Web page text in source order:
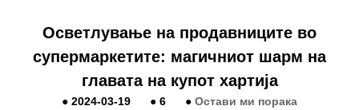
Осветлување на продавниците во
супермаркетите: магичниот шарм на
главата на купот хартија
● 2024-03-19 ● 6 ● Остави ми порака